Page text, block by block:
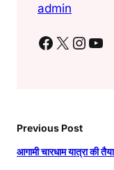
admin
Facebook X Instagram YouTube
Previous Post
आगामी चारधाम यात्रा की